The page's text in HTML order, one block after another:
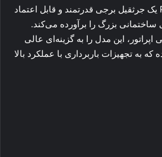
تاور کرین Potain H30.30 یک جرثقیل برجی قدرتمند و قابل اعتماد
بزرگ را برآورده می‌کند.
این مدل را به گزینه‌ای عالی
که به تجهیزات باربرداری با عملکرد بالا